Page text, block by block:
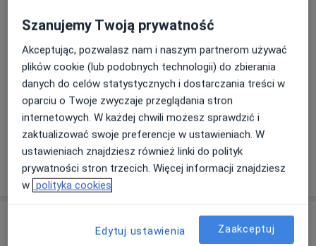
USG endometriozy
615 zł Szczegóły Umów wizytę
Założenie wkładki domacicznej
Od 750 zł Szczegóły Umów wizytę
W jaki sposób ustalane są ceny?
Szanujemy Twoją prywatność
Akceptując, pozwalasz nam i naszym partnerom używać
plików cookie (lub podobnych technologii) do zbierania
danych do celów statystycznych i dostarczania treści w
oparciu o Twoje zwyczaje przeglądania stron
internetowych. W każdej chwili możesz sprawdzić i
zaktualizować swoje preferencje w ustawieniach. W
ustawieniach znajdziesz również linki do polityk
prywatności stron trzecich. Więcej informacji znajdziesz
w polityka cookies
Edytuj ustawienia Zaakceptuj